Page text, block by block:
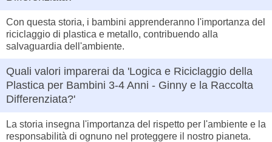
Con questa storia, i bambini apprenderanno l'importanza del
riciclaggio di plastica e metallo, contribuendo alla
salvaguardia dell'ambiente.
Quali valori imparerai da 'Logica e Riciclaggio della
Plastica per Bambini 3-4 Anni - Ginny e la Raccolta
Differenziata?'
La storia insegna l'importanza del rispetto per l'ambiente e la
responsabilità di ognuno nel proteggere il nostro pianeta.